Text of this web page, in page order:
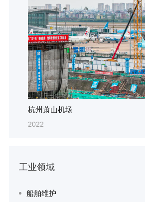
杭州萧山机场
2022
工业领域
船舶维护